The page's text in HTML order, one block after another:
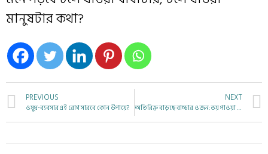
মানুষটার কথা?
PREVIOUS
ওষুধ-ব্যবসার এই রোগ সারবে কোন উপায়ে?
NEXT
অতিরিক্ত বাড়ছে বাচ্চার ওজন: ভয় পাওয়া দরকার?